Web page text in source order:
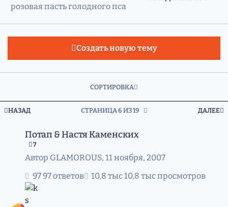
розовая пасть голодного пса
Создать новую тему
ПЕРВАЯ СТРАНИЦА
НАЗАД ДАЛЕЕ
СТРАНИЦА 6 ИЗ 19
СОРТИРОВКА
Потап & Настя Каменских
7
Автор GLAMOROUS, 11 ноября, 2007
97 ответов
10,8 тыс просмотров